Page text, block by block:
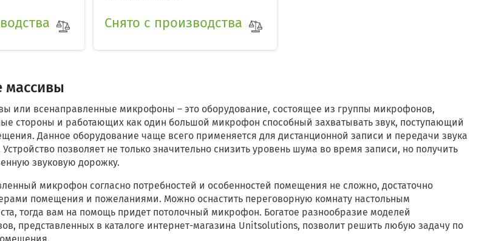
Снято с производства
или всенаправленные микрофоны – это оборудование, состоящее из группы микрофонов,
стороны и работающих как один большой микрофон способный захватывать звук, поступающий
Данное оборудование чаще всего применяется для дистанционной записи и передачи звука
позволяет не только значительно снизить уровень шума во время записи, но получить
звуковую дорожку.
микрофон согласно потребностей и особенностей помещения не сложно, достаточно
помещения и пожеланиями. Можно оснастить переговорную комнату настольным
тогда вам на помощь придет потолочный микрофон. Богатое разнообразие моделей
представленных в каталоге интернет-магазина Unitsolutions, позволит решить любую задачу по